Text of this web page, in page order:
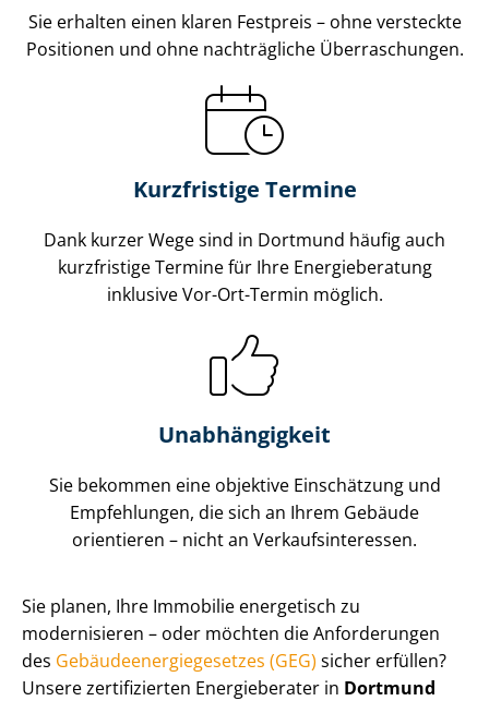
Sie erhalten einen klaren Festpreis – ohne versteckte
Positionen und ohne nachträgliche Überraschungen.
Kurzfristige Termine
Dank kurzer Wege sind in Dortmund häufig auch
kurzfristige Termine für Ihre Energieberatung
inklusive Vor-Ort-Termin möglich.
Unabhängigkeit
Sie bekommen eine objektive Einschätzung und
Empfehlungen, die sich an Ihrem Gebäude
orientieren – nicht an Ver­kaufs­in­ter­es­sen.
Sie planen, Ihre Immobilie energetisch zu
modernisieren – oder möchten die Anforderungen
des Ge­bäu­de­en­er­gie­ge­set­zes (GEG) sicher erfüllen?
Unsere zertifizierten Energieberater in Dortmund